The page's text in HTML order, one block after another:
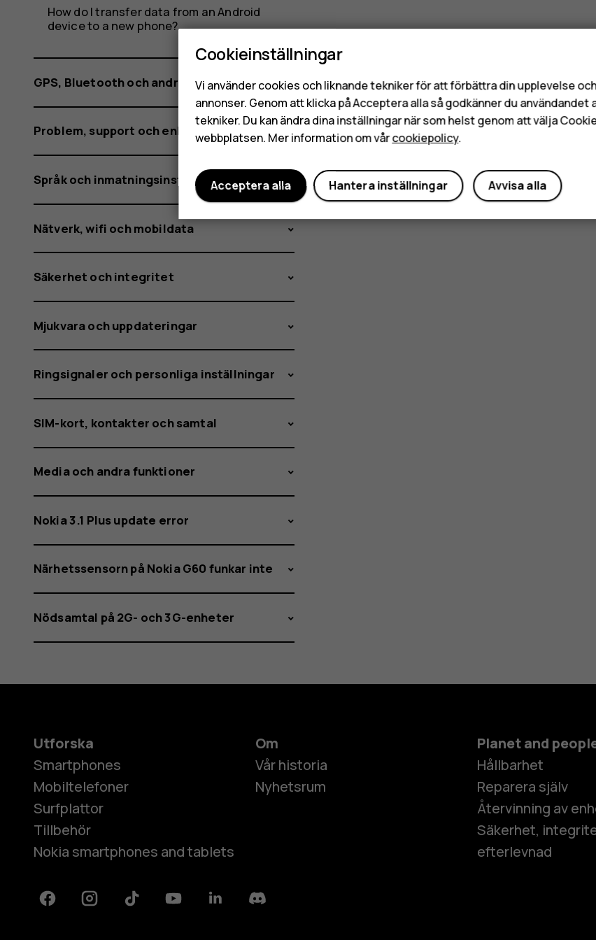
How do I transfer data from an Android
device to a new phone?
GPS, Bluetooth och andra anslutningar
Problem, support och enhetsinformation
Språk och inmatningsinställningar
Nätverk, wifi och mobildata
Säkerhet och integritet
Mjukvara och uppdateringar
Ringsignaler och personliga inställningar
SIM-kort, kontakter och samtal
Media och andra funktioner
Nokia 3.1 Plus update error
Närhetssensorn på Nokia G60 funkar inte
Nödsamtal på 2G- och 3G-enheter
Utforska
Smartphones
Mobiltelefoner
Surfplattor
Tillbehör
Nokia smartphones and tablets
Om
Vår historia
Nyhetsrum
Planet and
Hållbarhet
Reparera själv
Återvinning av
Säkerhet,
efterlevnad
FacebookInstagramTiktok YoutubeLinkedinDiscord
Cookieinställningar
Vi använder cookies och liknande tekniker för att förbättra din upplevelse
annonser. Genom att klicka på Acceptera alla så godkänner du användandet
tekniker. Du kan ändra dina inställningar när som helst genom att välja
webbplatsen. Mer information om vårcookiepolicy.
Avvisa alla
Hantera inställningar
Acceptera alla